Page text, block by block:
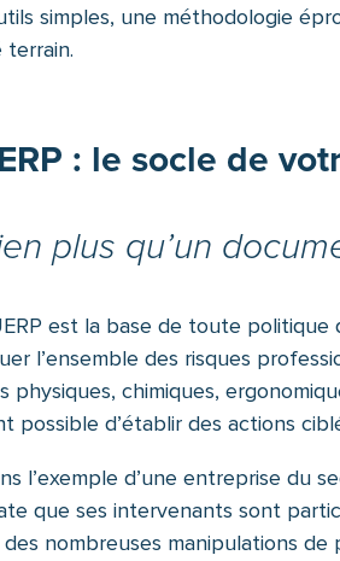
simples, une méthodologie
terrain.
: le socle de
plus qu’un
est la base de toute
l’ensemble des risques
physiques, chimiques,
possible d’établir des actions
l’exemple d’une entreprise du
que ses intervenants sont
des nombreuses manipulations